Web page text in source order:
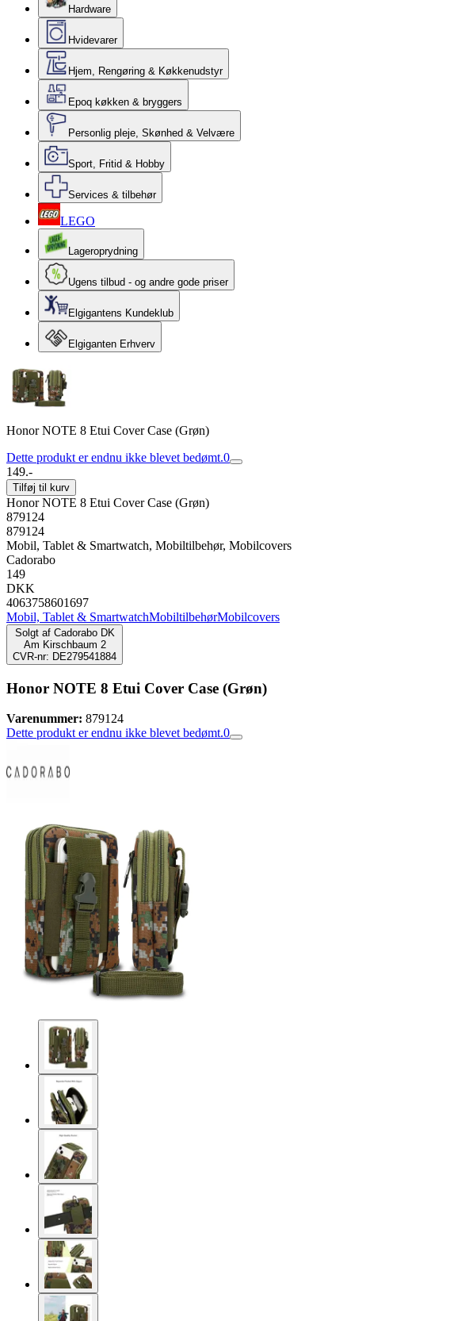
Hardware
Hvidevarer
Hjem, Rengøring & Køkkenudstyr
Epoq køkken & bryggers
Personlig pleje, Skønhed & Velvære
Sport, Fritid & Hobby
Services & tilbehør
LEGO
Lageroprydning
Ugens tilbud - og andre gode priser
Elgigantens Kundeklub
Elgiganten Erhverv
Honor NOTE 8 Etui Cover Case (Grøn)
Dette produkt er endnu ikke blevet bedømt.0
149.-
Tilføj til kurv
Honor NOTE 8 Etui Cover Case (Grøn)
879124
879124
Mobil, Tablet & Smartwatch, Mobiltilbehør, Mobilcovers
Cadorabo
149
DKK
4063758601697
Mobil, Tablet & SmartwatchMobiltilbehørMobilcovers
Solgt af Cadorabo DK
Am Kirschbaum 2
CVR-nr: DE279541884
Honor NOTE 8 Etui Cover Case (Grøn)
Varenummer: 879124
Dette produkt er endnu ikke blevet bedømt.0